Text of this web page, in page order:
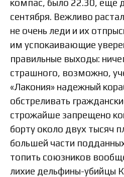
компас, было 22.30, еще
сентября. Вежливо
не очень леди и их
им успокаивающие
правильные выходы:
страшного, возможно,
«Лакония» надежный
обстреливать
строжайше запрещено
борту около двух тысяч
большей части
топить союзников
лихие дельфины-убийцы